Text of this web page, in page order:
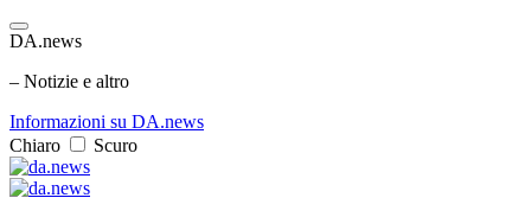
DA.news
– Notizie e altro
Informazioni su DA.news
Chiaro
Scuro